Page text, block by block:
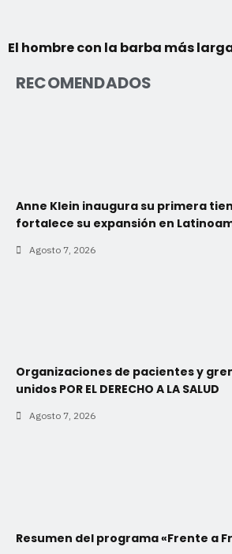
El hombre con la barba más
RECOMENDADOS
Anne Klein inaugura su primera
fortalece su expansión en
Agosto 7, 2026
Organizaciones de pacientes y
unidos POR EL DERECHO A LA SALUD
Agosto 7, 2026
Resumen del programa «Frente a